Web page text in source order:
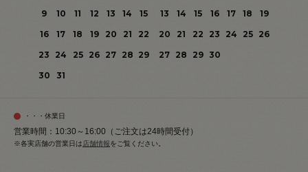
9
10 11 12 13 14
15
16
17 18 19 20 21
22
23
24 25 26 27 28 29
30
31
13
14 15 16 17 18
19
20
21 22 23 24 25
26
27 28 29 30
・・・休業日
営業時間：10:30～16:00（ご注文は24時間受付）
※各実店舗の営業日は 店舗情報をご覧ください。